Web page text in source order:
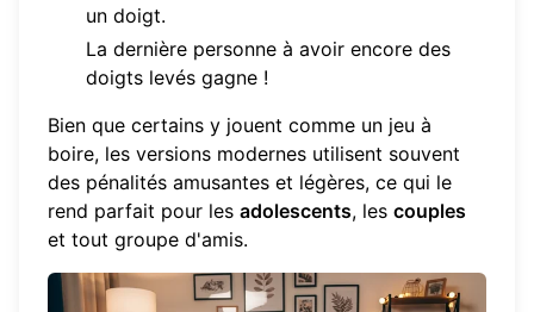
un doigt.
La dernière personne à avoir encore des
doigts levés gagne !
Bien que certains y jouent comme un jeu à
boire, les versions modernes utilisent souvent
des pénalités amusantes et légères, ce qui le
rend parfait pour les adolescents, les couples
et tout groupe d'amis.